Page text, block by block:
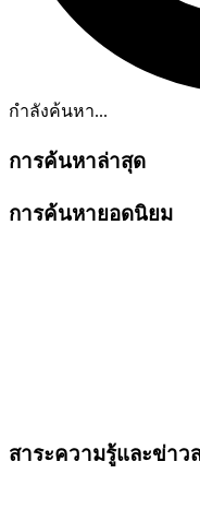
กำลังค้นหา...
การค้นหาล่าสุด
การค้นหายอดนิยม
สาระความรู้และข่าว